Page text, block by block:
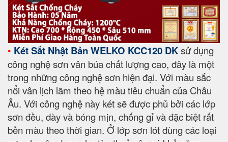
• Két Sắt Nhật Bản WELKO KCC120 DKsử dụng
công nghệ sơn vân búa chất lượng cao, đây là một
trong những công nghệ sơn hiện đại. Với màu sắc
nổi vân lịch lãm theo hệ màu tiêu chuẩn của Châu
Âu. Với công nghệ này két sẽ được phủ bởi các lớp
sơn đều, dày và bóng mịn, chống gỉ và đặc biệt rất
bền màu theo thời gian. Ở lớp sơn lót dùng các loại